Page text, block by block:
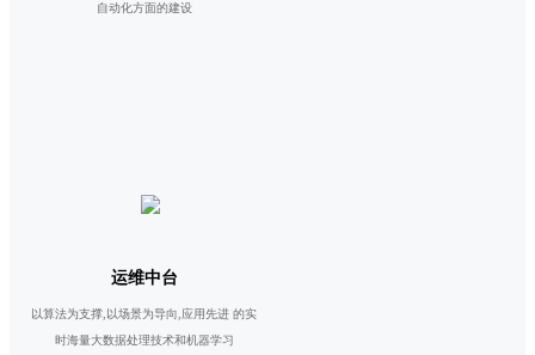
自动化方面的建设
运维中台
以算法为支撑,以场景为导向,应用先进 的实
时海量大数据处理技术和机器学习